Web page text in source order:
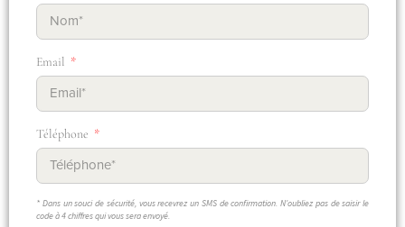
Email
Téléphone
* Dans un souci de sécurité, vous recevrez un SMS de confirmation. N'oubliez pas de saisir le
code à 4 chiffres qui vous sera envoyé.